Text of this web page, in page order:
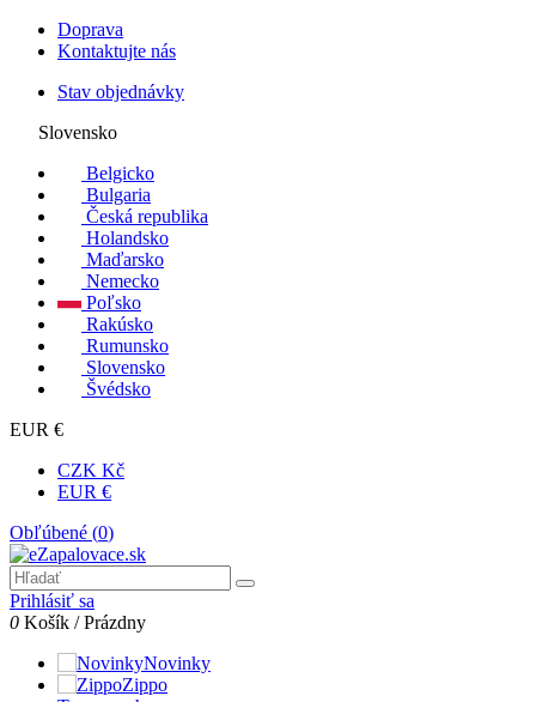
Doprava
Kontaktujte nás
Stav objednávky
Slovensko
Belgicko
Bulgaria
Česká republika
Holandsko
Maďarsko
Nemecko
Poľsko
Rakúsko
Rumunsko
Slovensko
Švédsko
EUR €
CZK Kč
EUR €
Obľúbené (0)
Prihlásiť sa
0 Košík /Prázdny
Novinky
Zippo